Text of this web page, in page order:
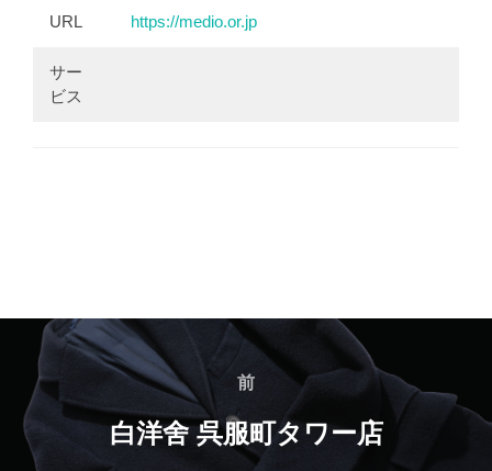
URL https://medio.or.jp
サー
ビス
稿
ナ
前
前
白洋舍 呉服町タワー店